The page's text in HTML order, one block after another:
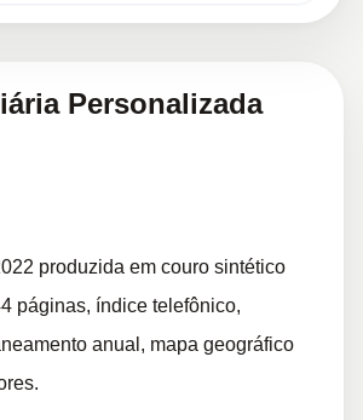
Personalizada
produzida em couro sintético
páginas, índice telefônico,
anual, mapa geográfico